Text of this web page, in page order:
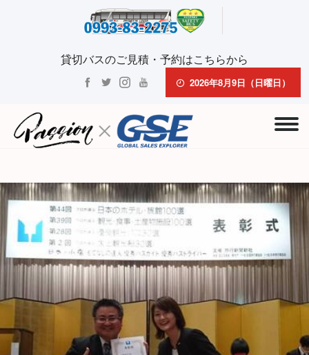
貸切バスのご見積・予約はこちらから
2026年8月9日（日曜日）